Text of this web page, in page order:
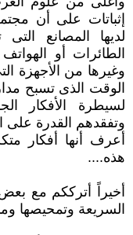
‏إثباتات على أن
لديها المصانع التى
الطائرات أو
وغيرها من الأجهزة
الوقت الذى تسبح
لسيطرة الأفكار
وتفقدهم القدرة على
أعرف أنها أفكار
هذه....‏
أخيراً أترككم مع
السريعة وتمحيصها